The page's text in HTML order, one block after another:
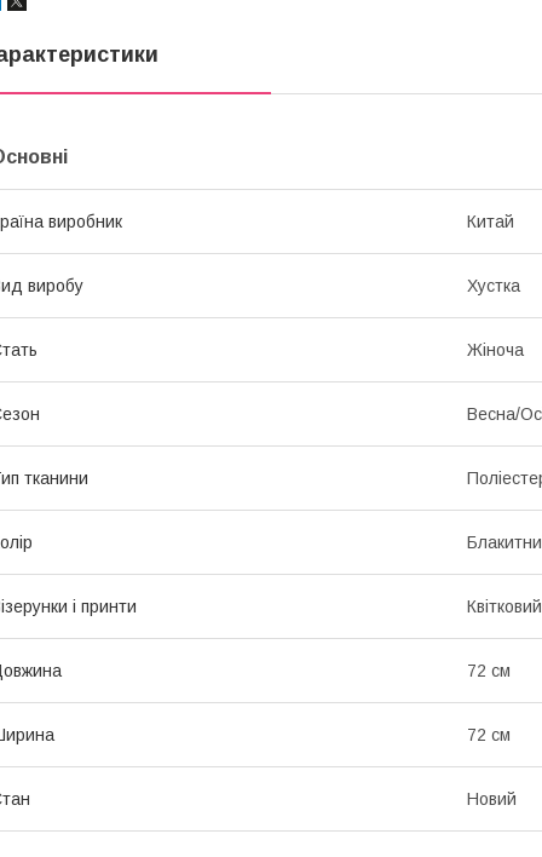
виробник Китай
виробу Хустка
Жіноча
Весна/
тканини
і принти
72 см
72 см
Новий